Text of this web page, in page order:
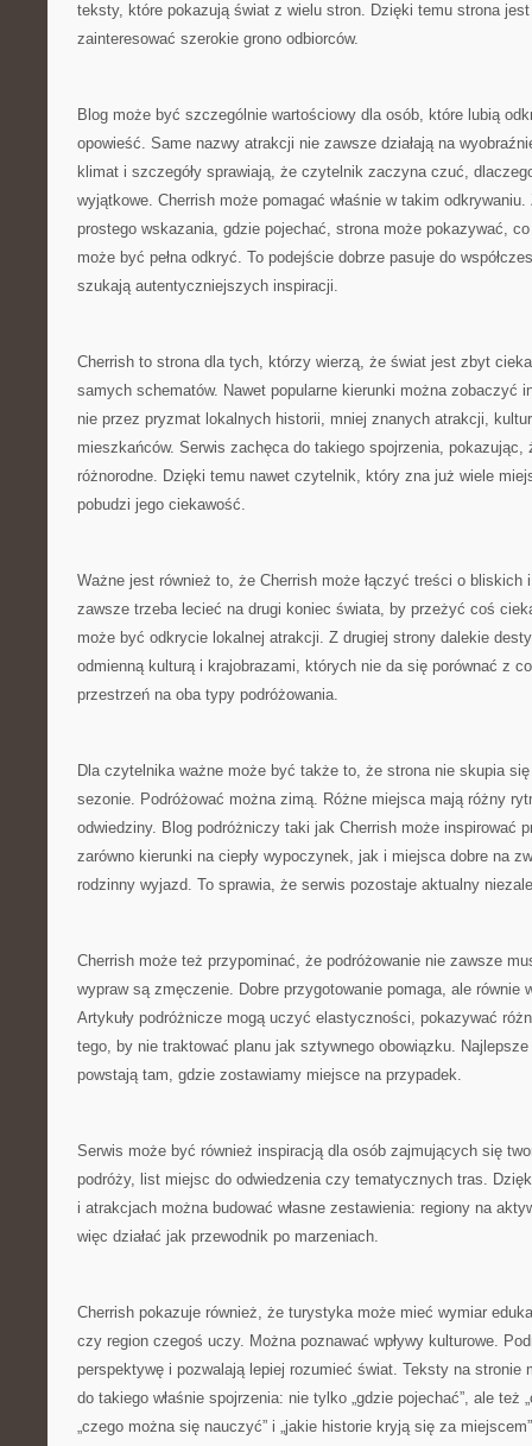
teksty, które pokazują świat z wielu stron. Dzięki temu strona
zainteresować szerokie grono odbiorców.
Blog może być szczególnie wartościowy dla osób, które lubią
opowieść. Same nazwy atrakcji nie zawsze działają na
klimat i szczegóły sprawiają, że czytelnik zaczyna czuć,
wyjątkowe. Cherrish może pomagać właśnie w takim
prostego wskazania, gdzie pojechać, strona może pokazywać,
może być pełna odkryć. To podejście dobrze pasuje do
szukają autentyczniejszych inspiracji.
Cherrish to strona dla tych, którzy wierzą, że świat jest zbyt
samych schematów. Nawet popularne kierunki można zobaczyć
nie przez pryzmat lokalnych historii, mniej znanych atrakcji,
mieszkańców. Serwis zachęca do takiego spojrzenia, pokazując,
różnorodne. Dzięki temu nawet czytelnik, który zna już wiele
pobudzi jego ciekawość.
Ważne jest również to, że Cherrish może łączyć treści o bliskich
zawsze trzeba lecieć na drugi koniec świata, by przeżyć coś
może być odkrycie lokalnej atrakcji. Z drugiej strony dalekie
odmienną kulturą i krajobrazami, których nie da się porównać z
przestrzeń na oba typy podróżowania.
Dla czytelnika ważne może być także to, że strona nie skupia się
sezonie. Podróżować można zimą. Różne miejsca mają różny
odwiedziny. Blog podróżniczy taki jak Cherrish może inspirować
zarówno kierunki na ciepły wypoczynek, jak i miejsca dobre na
rodzinny wyjazd. To sprawia, że serwis pozostaje aktualny
Cherrish może też przypominać, że podróżowanie nie zawsze
wypraw są zmęczenie. Dobre przygotowanie pomaga, ale równie
Artykuły podróżnicze mogą uczyć elastyczności, pokazywać
tego, by nie traktować planu jak sztywnego obowiązku.
powstają tam, gdzie zostawiamy miejsce na przypadek.
Serwis może być również inspiracją dla osób zajmujących się
podróży, list miejsc do odwiedzenia czy tematycznych tras.
i atrakcjach można budować własne zestawienia: regiony na
więc działać jak przewodnik po marzeniach.
Cherrish pokazuje również, że turystyka może mieć wymiar
czy region czegoś uczy. Można poznawać wpływy kulturowe.
perspektywę i pozwalają lepiej rozumieć świat. Teksty na stronie
do takiego właśnie spojrzenia: nie tylko „gdzie pojechać”, ale też
„czego można się nauczyć” i „jakie historie kryją się za